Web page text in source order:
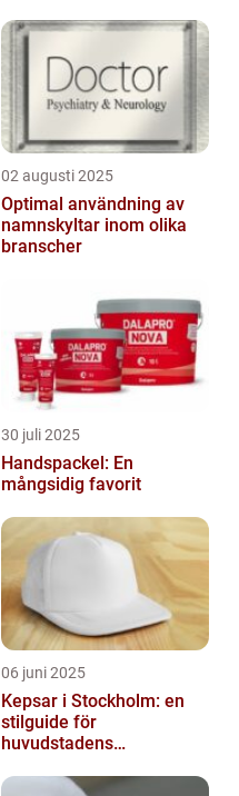
02 augusti 2025
Optimal användning av
namnskyltar inom olika
branscher
30 juli 2025
Handspackel: En
mångsidig favorit
06 juni 2025
Kepsar i Stockholm: en
stilguide för
huvudstadens